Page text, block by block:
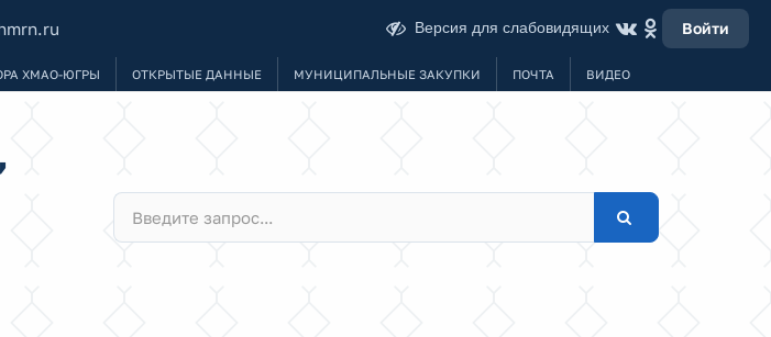
Версия для слабовидящих Войти
ХМАО-ЮГРЫ ОТКРЫТЫЕ ДАННЫЕ МУНИЦИПАЛЬНЫЕ ЗАКУПКИ ПОЧТА ВИДЕО